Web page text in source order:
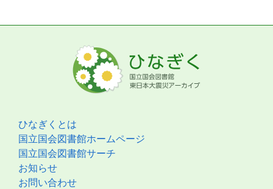
ひなぎくとは
国立国会図書館ホームページ
国立国会図書館サーチ
お知らせ
お問い合わせ